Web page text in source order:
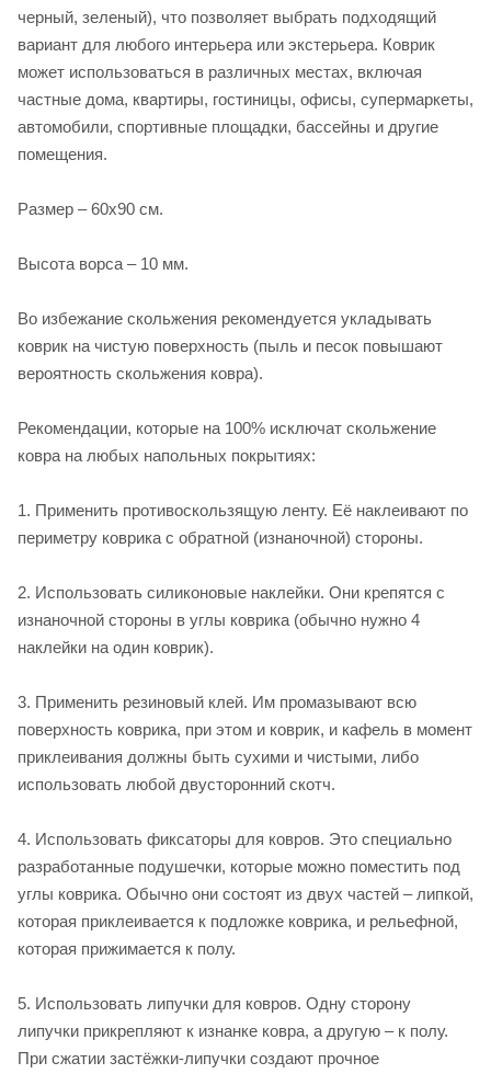
черный, зеленый), что позволяет выбрать подходящий
вариант для любого интерьера или экстерьера. Коврик
может использоваться в различных местах, включая
частные дома, квартиры, гостиницы, офисы, супермаркеты,
автомобили, спортивные площадки, бассейны и другие
помещения.
Размер – 60х90 см.
Высота ворса – 10 мм.
Во избежание скольжения рекомендуется укладывать
коврик на чистую поверхность (пыль и песок повышают
вероятность скольжения ковра).
Рекомендации, которые на 100% исключат скольжение
ковра на любых напольных покрытиях:
1. Применить противоскользящую ленту. Её наклеивают по
периметру коврика с обратной (изнаночной) стороны.
2. Использовать силиконовые наклейки. Они крепятся с
изнаночной стороны в углы коврика (обычно нужно 4
наклейки на один коврик).
3. Применить резиновый клей. Им промазывают всю
поверхность коврика, при этом и коврик, и кафель в момент
приклеивания должны быть сухими и чистыми, либо
использовать любой двусторонний скотч.
4. Использовать фиксаторы для ковров. Это специально
разработанные подушечки, которые можно поместить под
углы коврика. Обычно они состоят из двух частей – липкой,
которая приклеивается к подложке коврика, и рельефной,
которая прижимается к полу.
5. Использовать липучки для ковров. Одну сторону
липучки прикрепляют к изнанке ковра, а другую – к полу.
При сжатии застёжки-липучки создают прочное